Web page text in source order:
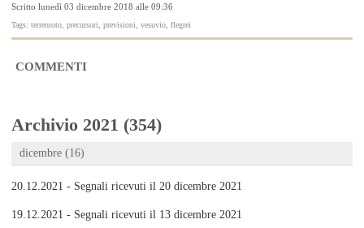
Scritto lunedì 03 dicembre 2018 alle 09:36
Tags: terremoto, precursori, previsioni, vesuvio, flegrei
COMMENTI
Archivio 2021 (354)
dicembre (16)
20.12.2021 - Segnali ricevuti il 20 dicembre 2021
19.12.2021 - Segnali ricevuti il 13 dicembre 2021